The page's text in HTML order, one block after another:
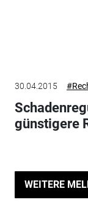
30.04.2015
günstigere
WEITERE